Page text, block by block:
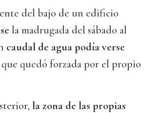
del bajo de un edificio
la madrugada del sábado al
caudal de agua podía verse
que quedó forzada por el propio
la zona de las propias